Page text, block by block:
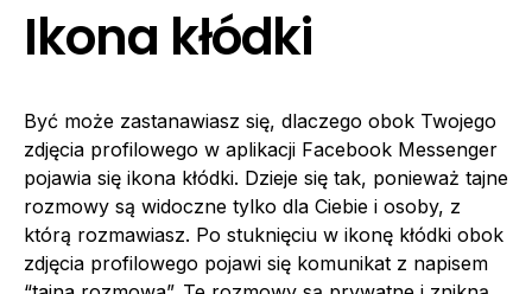
Ikona kłódki
Być może zastanawiasz się, dlaczego obok Twojego
zdjęcia profilowego w aplikacji Facebook Messenger
pojawia się ikona kłódki. Dzieje się tak, ponieważ tajne
rozmowy są widoczne tylko dla Ciebie i osoby, z
którą rozmawiasz. Po stuknięciu w ikonę kłódki obok
zdjęcia profilowego pojawi się komunikat z napisem